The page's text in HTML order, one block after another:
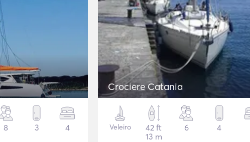
8 3 4
Crociere Catania
Veleiro
42 ft
13 m
6 4